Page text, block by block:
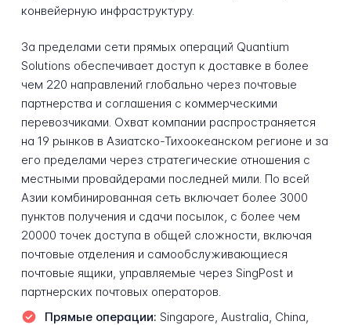
конвейерную инфраструктуру.
За пределами сети прямых операций Quantium
Solutions обеспечивает доступ к доставке в более
чем 220 направлений глобально через почтовые
партнерства и соглашения с коммерческими
перевозчиками. Охват компании распространяется
на 19 рынков в Азиатско-Тихоокеанском регионе и за
его пределами через стратегические отношения с
местными провайдерами последней мили. По всей
Азии комбинированная сеть включает более 3000
пунктов получения и сдачи посылок, с более чем
20000 точек доступа в общей сложности, включая
почтовые отделения и самообслуживающиеся
почтовые ящики, управляемые через SingPost и
партнерских почтовых операторов.
Прямые операции: Singapore, Australia, China,